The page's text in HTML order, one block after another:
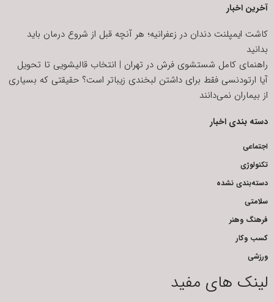
آخرین اخبار
کاشت ایمپلنت دندان در زعفرانیه؛ هر آنچه قبل از شروع درمان باید
بدانید
راهنمای کامل شستشوی فرش در تهران | انتخاب قالیشویی تا تحویل
آیا ارتودنسی فقط برای داشتن لبخندی زیباتر است؟ حقیقتی که بسیاری
از بیماران نمی‌دانند
دسته بندی اخبار
اجتماعی
تکنولوژی
دسته‌بندی نشده
سلامتی
فرهنگ وهنر
کسب وکار
ورزشی
لینک های مفید